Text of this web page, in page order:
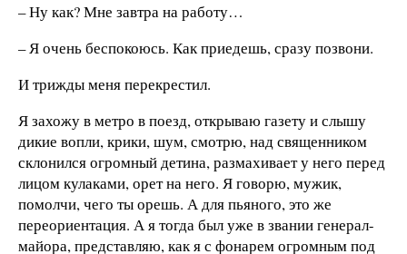
– Ну как? Мне завтра на работу…
– Я очень беспокоюсь. Как приедешь, сразу позвони.
И трижды меня перекрестил.
Я захожу в метро в поезд, открываю газету и слышу
дикие вопли, крики, шум, смотрю, над священником
склонился огромный детина, размахивает у него перед
лицом кулаками, орет на него. Я говорю, мужик,
помолчи, чего ты орешь. А для пьяного, это же
переориентация. А я тогда был уже в звании генерал-
майора, представляю, как я с фонарем огромным под